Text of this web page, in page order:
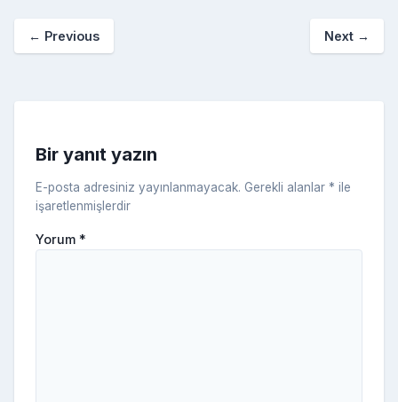
o
er
a
c a
ki
← Previous Next →
Bir yanıt yazın
E-posta adresiniz yayınlanmayacak. Gerekli alanlar * ile
işaretlenmişlerdir
Yorum *